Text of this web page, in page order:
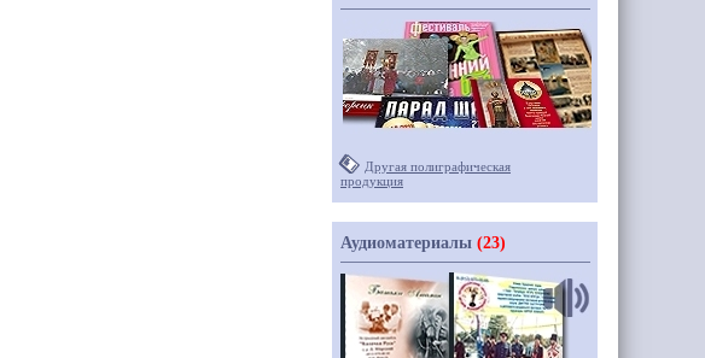
Другая полиграфическая
продукция
Аудиоматериалы (23)